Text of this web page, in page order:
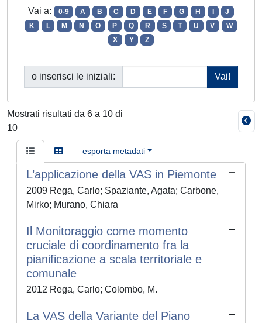
Vai a: 0-9 A B C D E F G H
J
K
L M N O P Q R S T U V
W
X
Y Z
o inserisci le iniziali:
Mostrati risultati da 6 a 10 di
10
esporta metadati
L’applicazione della VAS in Piemonte
2009 Rega, Carlo; Spaziante, Agata; Carbone,
Mirko; Murano, Chiara
Il Monitoraggio come momento
cruciale di coordinamento fra la
pianificazione a scala territoriale e
comunale
2012 Rega, Carlo; Colombo, M.
La VAS della Variante del Piano